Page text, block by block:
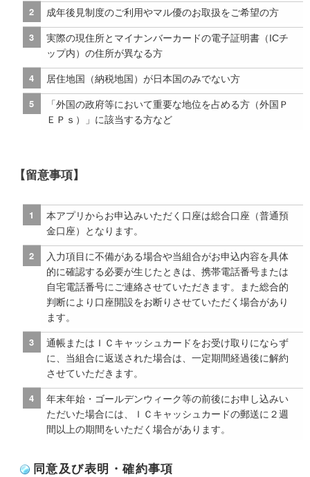
成年後見制度のご利用やマル優のお取扱をご希望の方
実際の現住所とマイナンバーカードの電子証明書（ICチ
ップ内）の住所が異なる方
居住地国（納税地国）が日本国のみでない方
「外国の政府等において重要な地位を占める方（外国Ｐ
ＥＰｓ）」に該当する方など
【留意事項】
本アプリからお申込みいただく口座は総合口座（普通預
金口座）となります。
入力項目に不備がある場合や当組合がお申込内容を具体
的に確認する必要が生じたときは、携帯電話番号または
自宅電話番号にご連絡させていただきます。また総合的
判断により口座開設をお断りさせていただく場合があり
ます。
通帳またはＩＣキャッシュカードをお受け取りにならず
に、当組合に返送された場合は、一定期間経過後に解約
させていただきます。
年末年始・ゴールデンウィーク等の前後にお申し込みい
ただいた場合には、ＩＣキャッシュカードの郵送に２週
間以上の期間をいただく場合があります。
同意及び表明・確約事項